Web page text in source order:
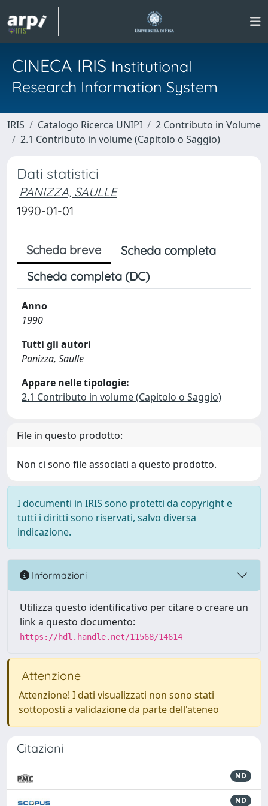
CINECA IRIS Institutional
Research Information System
IRIS Catalogo Ricerca UNIPI
2 Contributo in Volume
2.1 Contributo in volume (Capitolo o Saggio)
Dati statistici
PANIZZA, SAULLE
1990-01-01
Scheda breve
Scheda completa
Scheda completa (DC)
Anno
1990
Tutti gli autori
Panizza, Saulle
Appare nelle tipologie:
2.1 Contributo in volume (Capitolo o Saggio)
File in questo prodotto:
Non ci sono file associati a questo prodotto.
I documenti in IRIS sono protetti da copyright e
tutti i diritti sono riservati, salvo diversa
indicazione.
Informazioni
Utilizza questo identificativo per citare o creare un
link a questo documento:
https://hdl.handle.net/11568/14614
Attenzione
Attenzione! I dati visualizzati non sono stati
sottoposti a validazione da parte dell'ateneo
Citazioni
ND
ND